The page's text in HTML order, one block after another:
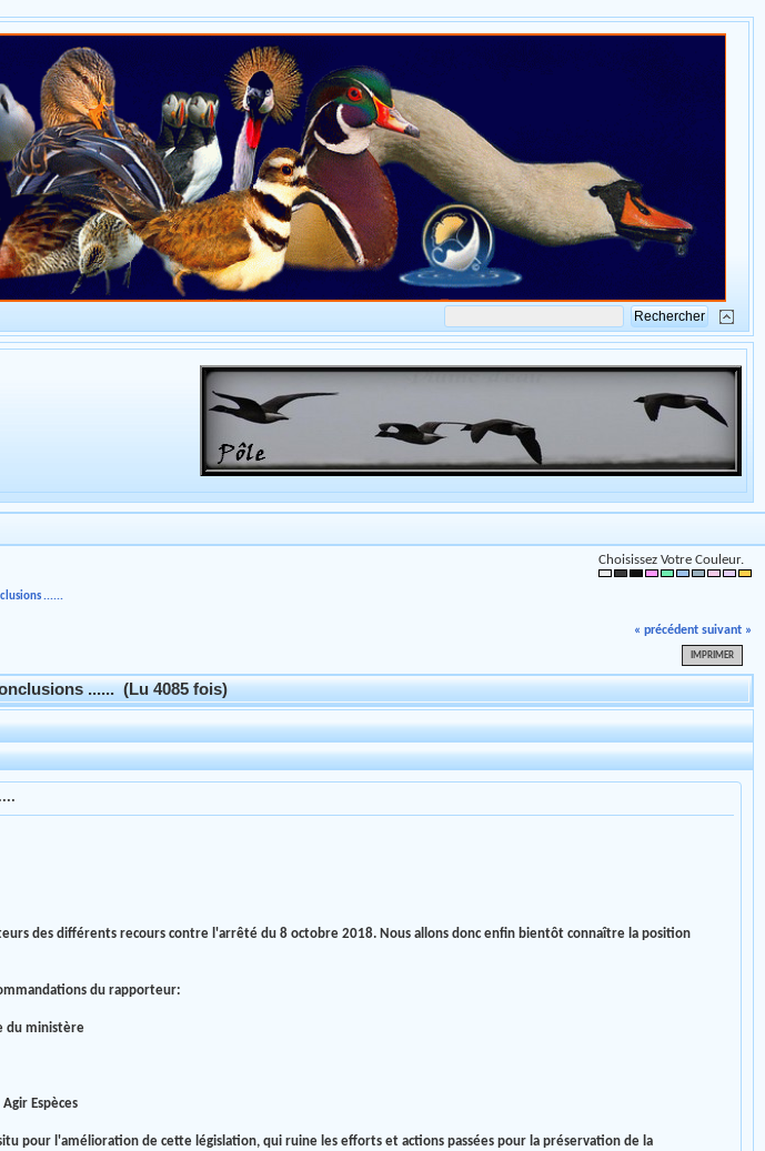
Choisissez Votre Couleur.
......
« précédent suivant »
IMPRIMER
...... (Lu 4085 fois)
des différents recours contre l'arrêté du 8 octobre 2018. Nous allons donc enfin bientôt connaître la position
du rapporteur:
du ministère
Espèces
pour l'amélioration de cette législation, qui ruine les efforts et actions passées pour la préservation de la